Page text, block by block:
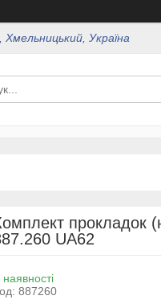
Хмельницький, Україна
прокладок
UA62
наявності
887260